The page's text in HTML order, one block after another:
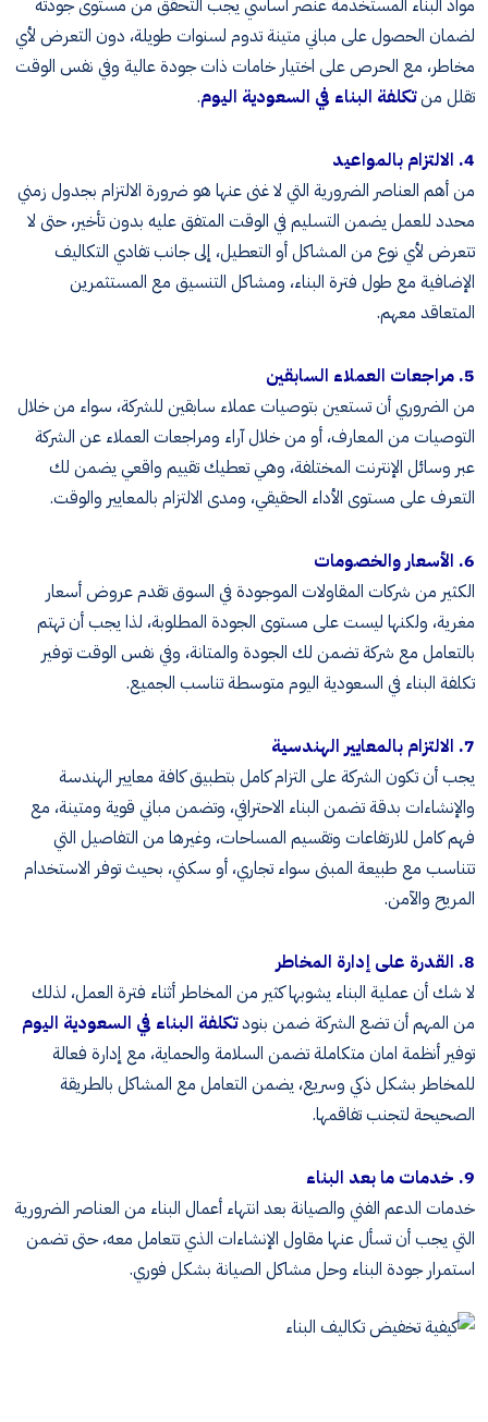
مواد البناء المستخدمة عنصر أساسي يجب التحقق من مستوى جودته
لضمان الحصول على مباني متينة تدوم لسنوات طويلة، دون التعرض لأي
مخاطر، مع الحرص على اختيار خامات ذات جودة عالية وفي نفس الوقت
تقلل منتكلفة البناء في السعودية اليوم.
4. الالتزام بالمواعيد
من أهم العناصر الضرورية التي لا غنى عنها هو ضرورة الالتزام بجدول زمني
محدد للعمل يضمن التسليم في الوقت المتفق عليه بدون تأخير، حتى لا
تتعرض لأي نوع من المشاكل أو التعطيل، إلى جانب تفادي التكاليف
الإضافية مع طول فترة البناء، ومشاكل التنسيق مع المستثمرين
المتعاقد معهم.
5. مراجعات العملاء السابقين
من الضروري أن تستعين بتوصيات عملاء سابقين للشركة، سواء من خلال
التوصيات من المعارف، أو من خلال آراء ومراجعات العملاء عن الشركة
عبر وسائل الإنترنت المختلفة، وهي تعطيك تقييم واقعي يضمن لك
التعرف على مستوى الأداء الحقيقي، ومدى الالتزام بالمعايير والوقت.
6. الأسعار والخصومات
الكثير من شركات المقاولات الموجودة في السوق تقدم عروض أسعار
مغرية، ولكنها ليست على مستوى الجودة المطلوبة، لذا يجب أن تهتم
بالتعامل مع شركة تضمن لك الجودة والمتانة، وفي نفس الوقت توفير
تكلفة البناء في السعودية اليوم متوسطة تناسب الجميع.
7. الالتزام بالمعايير الهندسية
يجب أن تكون الشركة على التزام كامل بتطبيق كافة معايير الهندسة
والإنشاءات بدقة تضمن البناء الاحترافي، وتضمن مباني قوية ومتينة، مع
فهم كامل للارتفاعات وتقسيم المساحات، وغيرها من التفاصيل التي
تتناسب مع طبيعة المبنى سواء تجاري، أو سكني، بحيث توفر الاستخدام
المريح والآمن.
8. القدرة على إدارة المخاطر
لا شك أن عملية البناء يشوبها كثير من المخاطر أثناء فترة العمل، لذلك
من المهم أن تضع الشركة ضمن بنودتكلفة البناء في السعودية اليوم
توفير أنظمة امان متكاملة تضمن السلامة والحماية، مع إدارة فعالة
للمخاطر بشكل ذكي وسريع، يضمن التعامل مع المشاكل بالطريقة
الصحيحة لتجنب تفاقمها.
9. خدمات ما بعد البناء
خدمات الدعم الفني والصيانة بعد انتهاء أعمال البناء من العناصر الضرورية
التي يجب أن تسأل عنها مقاول الإنشاءات الذي تتعامل معه، حتى تضمن
استمرار جودة البناء وحل مشاكل الصيانة بشكل فوري.